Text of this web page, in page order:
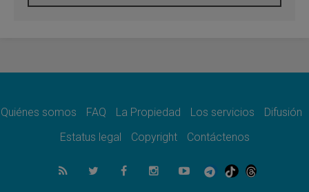
León XIV visitará el Santuario de la Madre
07.08.2026
07.08.2026
el compromiso del cristiano"
La matanza de niños en Gaza no cesa: 300
muertos en 300 días
Quiénes somos FAQ La Propiedad Los servicios
Difusión
Estatus legal
Copyright Contáctenos